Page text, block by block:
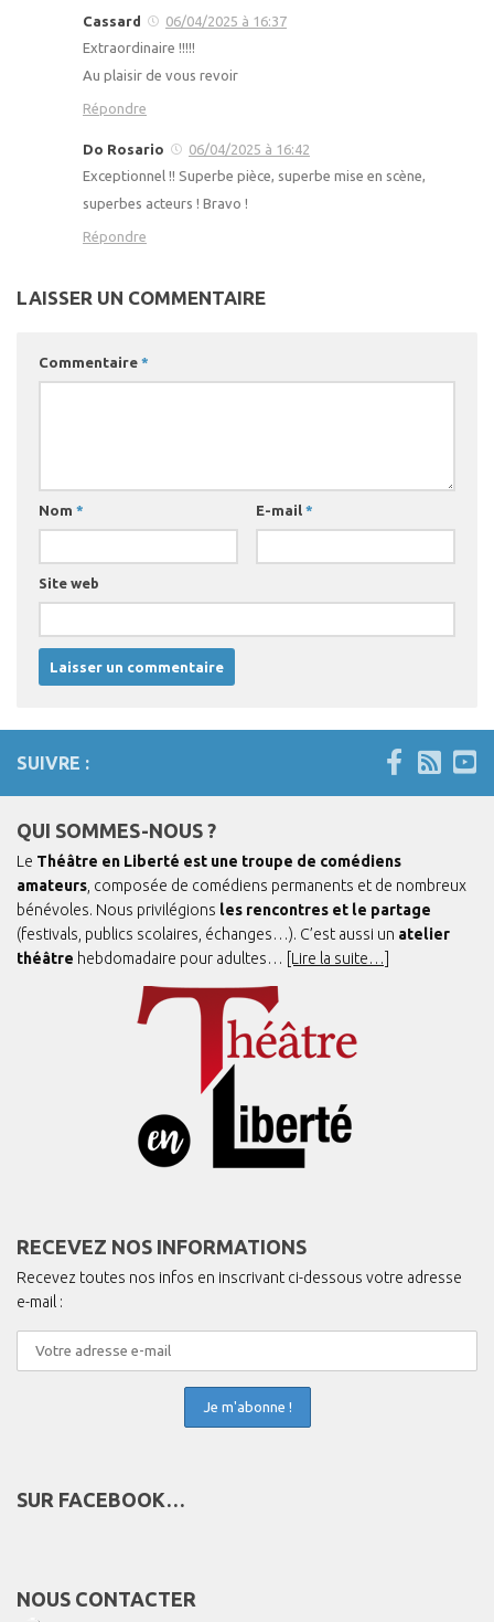
Cassard
06/04/2025 à 16:37
Extraordinaire !!!!!
Au plaisir de vous revoir
Répondre
Do Rosario
06/04/2025 à 16:42
Exceptionnel !! Superbe pièce, superbe mise en scène,
superbes acteurs ! Bravo !
Répondre
LAISSER UN COMMENTAIRE
Commentaire *
Nom * E-mail *
Site web
SUIVRE :
QUI SOMMES-NOUS ?
Le Théâtre en Liberté est une troupe de comédiens
amateurs, composée de comédiens permanents et de nombreux
bénévoles. Nous privilégions les rencontres et le partage
(festivals, publics scolaires, échanges…). C’est aussi un atelier
théâtre hebdomadaire pour adultes… [Lire la suite…]
RECEVEZ NOS INFORMATIONS
Recevez toutes nos infos en inscrivant ci-dessous votre adresse
e-mail :
SUR FACEBOOK…
NOUS CONTACTER